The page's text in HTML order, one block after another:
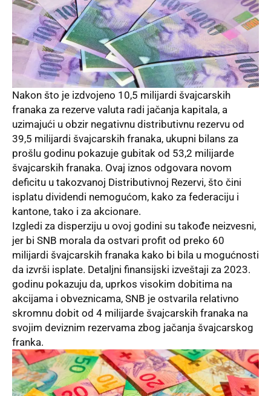
Nakon što je izdvojeno 10,5 milijardi švajcarskih
franaka za rezerve valuta radi jačanja kapitala, a
uzimajući u obzir negativnu distributivnu rezervu od
39,5 milijardi švajcarskih franaka, ukupni bilans za
prošlu godinu pokazuje gubitak od 53,2 milijarde
švajcarskih franaka. Ovaj iznos odgovara novom
deficitu u takozvanoj Distributivnoj Rezervi, što čini
isplatu dividendi nemogućom, kako za federaciju i
kantone, tako i za akcionare.
Izgledi za disperziju u ovoj godini su takođe neizvesni,
jer bi SNB morala da ostvari profit od preko 60
milijardi švajcarskih franaka kako bi bila u mogućnosti
da izvrši isplate. Detaljni finansijski izveštaji za 2023.
godinu pokazuju da, uprkos visokim dobitima na
akcijama i obveznicama, SNB je ostvarila relativno
skromnu dobit od 4 milijarde švajcarskih franaka na
svojim deviznim rezervama zbog jačanja švajcarskog
franka.